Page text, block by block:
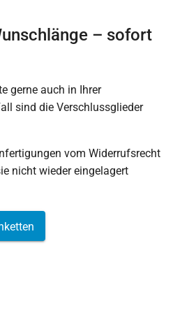
– sofort
gerne auch in Ihrer
sind die Verschlussglieder
vom Widerrufsrecht
nicht wieder eingelagert